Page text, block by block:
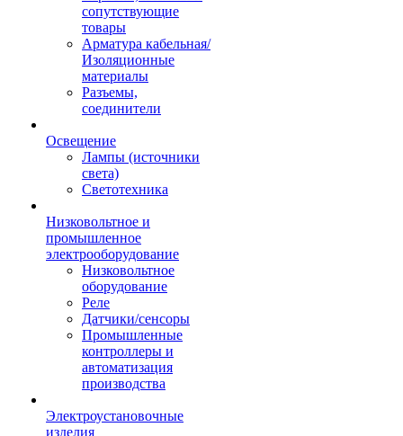
сопутствующие
товары
Арматура кабельная/
Изоляционные
материалы
Разъемы,
соединители
Освещение
Лампы (источники
света)
Светотехника
Низковольтное и
промышленное
электрооборудование
Низковольтное
оборудование
Реле
Датчики/сенсоры
Промышленные
контроллеры и
автоматизация
производства
Электроустановочные
изделия